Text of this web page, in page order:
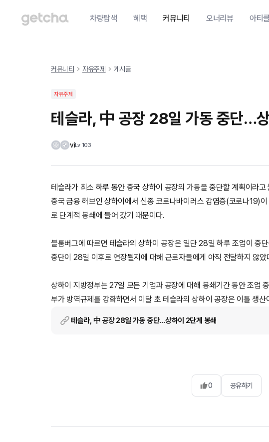
차량탐색 혜택 커뮤니티 오너리뷰 아티클
커뮤니티 자유주제 게시글
자유주제
테슬라, 中 공장 28일 가동 중단…
viLv 103
테슬라가 최소 하루 동안 중국 상하이 공장의 가동을 중단할 계획이라
중국 금융 허브인 상하이에서 신종 코로나바이러스 감염증(코로나19)
로 단계적 봉쇄에 들어 갔기 때문이다.
블룸버그에 따르면 테슬라의 상하이 공장은 일단 28일 하루 조업이 중
중단이 28일 이후로 연장될지에 대해 근로자들에게 아직 전달하지 않았
상하이 지방정부는 27일 모든 기업과 공장에 대해 봉쇄기간 동안 조업
부가 방역규제를 강화하면서 이달 초 테슬라의 상하이 공장은 이틀 생산
테슬라, 中 공장 28일 가동 중단…상하이 2단계 봉쇄
0 공유하기